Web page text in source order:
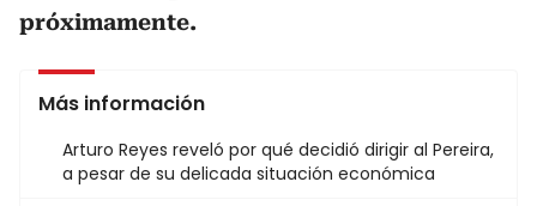
próximamente.
Más información
Arturo Reyes reveló por qué decidió dirigir al Pereira,
a pesar de su delicada situación económica